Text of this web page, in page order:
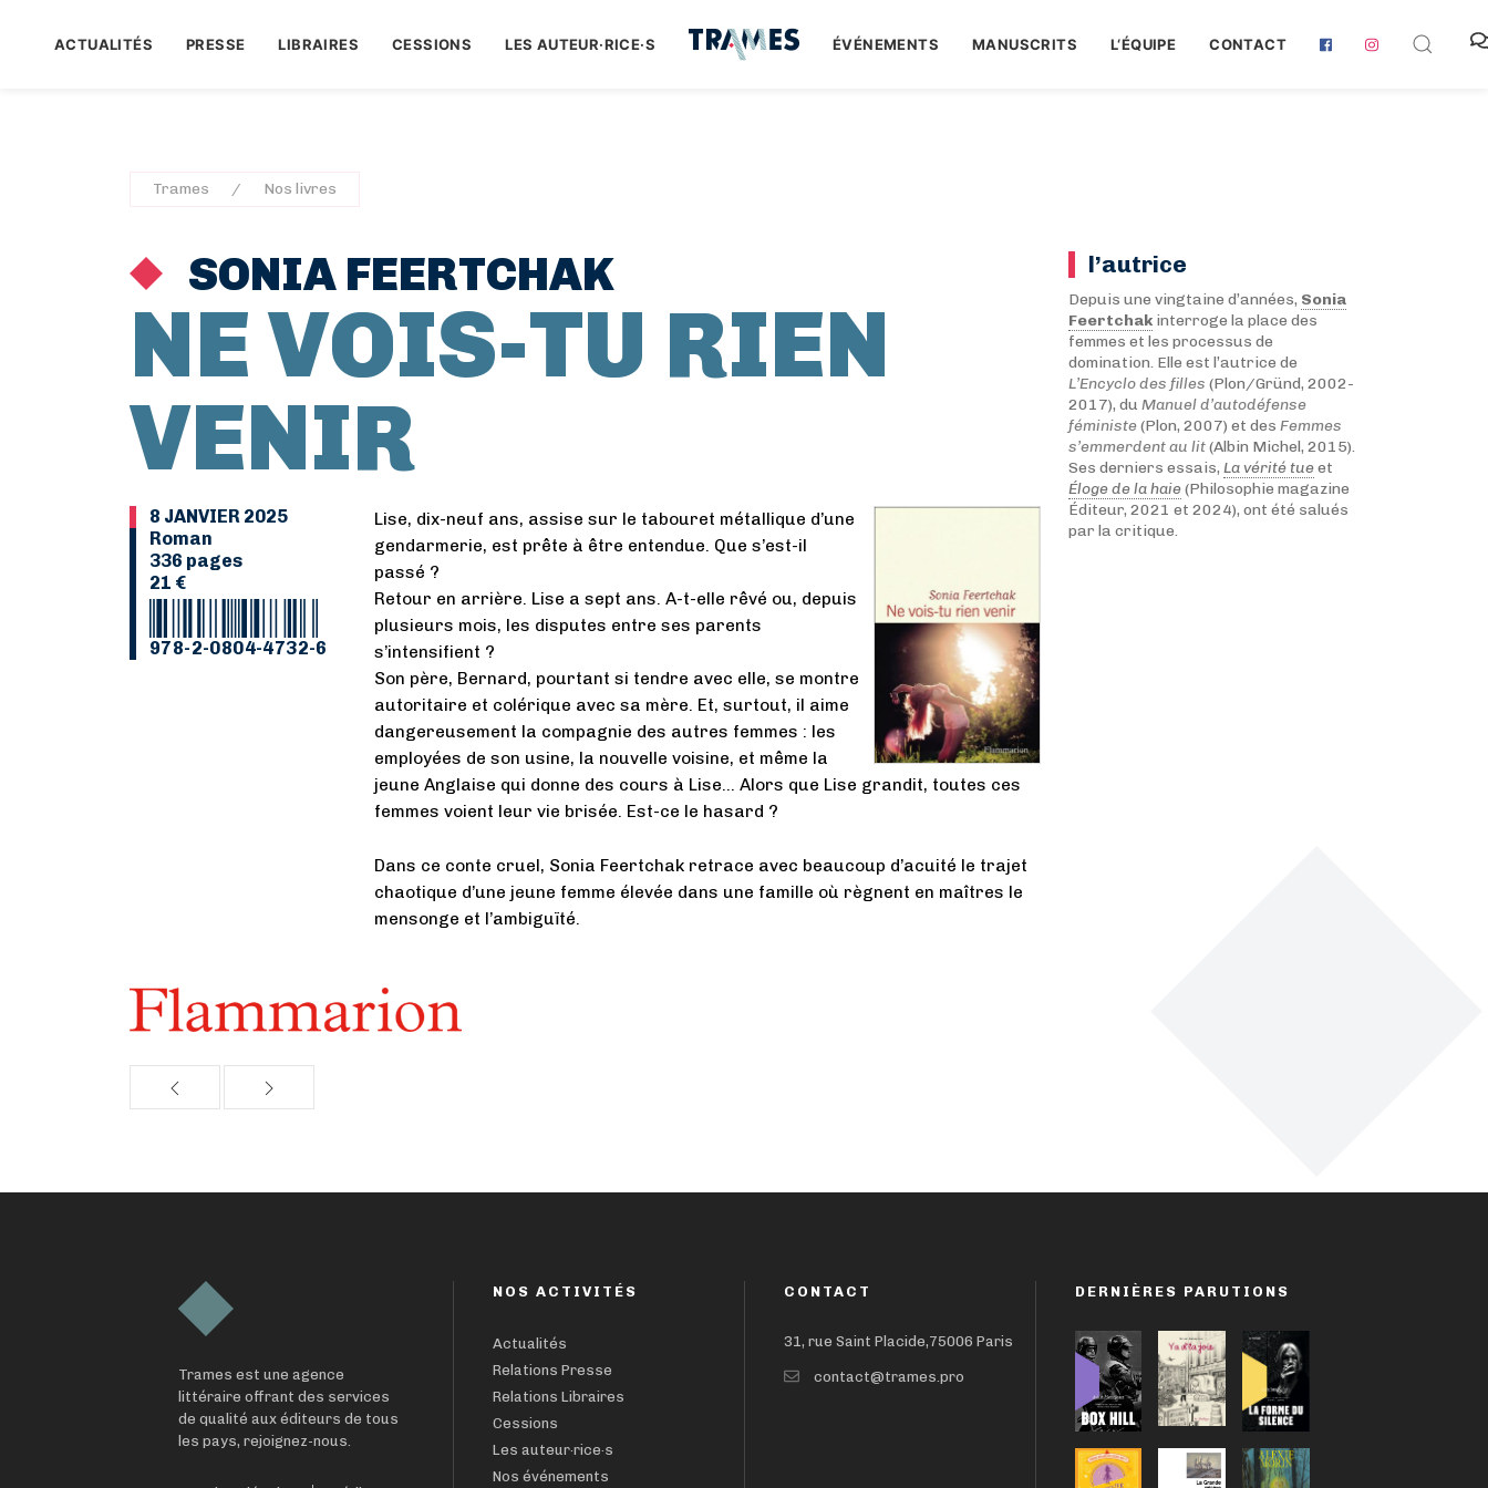
ACTUALITÉS PRESSE LIBRAIRES CESSIONS LES AUTEUR·RICE·S ÉVÉNEMENTS MANUSCRITS L‘ÉQUIPE CONTACT
Trames Nos livres
SONIA FEERTCHAK
NE VOIS-TU RIEN
VENIR
8 JANVIER 2025
Roman
336 pages
21 €
978-2-0804-4732-6
Lise, dix-neuf ans, assise sur le tabouret métallique d’une
gendarmerie, est prête à être entendue. Que s’est-il
passé ?
Retour en arrière. Lise a sept ans. A-t-elle rêvé ou, depuis
plusieurs mois, les disputes entre ses parents
s’intensifient ?
Son père, Bernard, pourtant si tendre avec elle, se montre
autoritaire et colérique avec sa mère. Et, surtout, il aime
dangereusement la compagnie des autres femmes : les
employées de son usine, la nouvelle voisine, et même la
jeune Anglaise qui donne des cours à Lise… Alors que Lise grandit, toutes ces
femmes voient leur vie brisée. Est-ce le hasard ?
Dans ce conte cruel, Sonia Feertchak retrace avec beaucoup d’acuité le trajet
chaotique d’une jeune femme élevée dans une famille où règnent en maîtres le
mensonge et l’ambiguïté.
l’autrice
Depuis une vingtaine d’années, Sonia
Feertchakinterroge la place des
femmes et les processus de
domination. Elle est l’autrice de
L’Encyclo des filles (Plon/Gründ, 2002-
2017), du Manuel d’autodéfense
féministe(Plon, 2007) et des Femmes
s’emmerdent au lit(Albin Michel, 2015).
Ses derniers essais, La vérité tueet
Éloge de la haie(Philosophie magazine
Éditeur, 2021 et 2024), ont été salués
par la critique.
Trames est une agence
littéraire offrant des services
de qualité aux éditeurs de tous
les pays, rejoignez-nous.
NOS ACTIVITÉS
Actualités
Relations Presse
Relations Libraires
Cessions
Les auteur·rice·s
Nos événements
CONTACT
31, rue Saint Placide,75006 Paris
contact@trames.pro
DERNIÈRES PARUTIONS